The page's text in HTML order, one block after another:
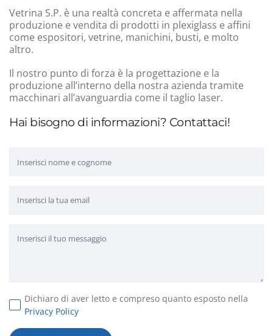
Hai bisogno di informazioni? Contattaci!
Dichiaro di aver letto e compreso quanto esposto nella
Privacy Policy
Vetrina S.P. è una realtà concreta e affermata nella
produzione e vendita di prodotti in plexiglass e affini
come espositori, vetrine, manichini, busti, e molto
altro.
Il nostro punto di forza è la progettazione e la
produzione all’interno della nostra azienda tramite
macchinari all’avanguardia come il taglio laser.